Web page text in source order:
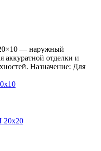
— наружный
аккуратной отделки и
Назначение: Для